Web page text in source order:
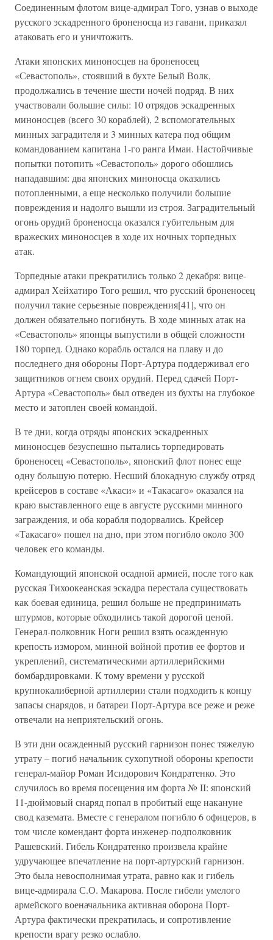
Соединенным флотом вице-адмирал Того, узнав о выходе
русского эскадренного броненосца из гавани, приказал
атаковать его и уничтожить.
Атаки японских миноносцев на броненосец
«Севастополь», стоявший в бухте Белый Волк,
продолжались в течение шести ночей подряд. В них
участвовали большие силы: 10 отрядов эскадренных
миноносцев (всего 30 кораблей), 2 вспомогательных
минных заградителя и 3 минных катера под общим
командованием капитана 1-го ранга Имаи. Настойчивые
попытки потопить «Севастополь» дорого обошлись
нападавшим: два японских миноносца оказались
потопленными, а еще несколько получили большие
повреждения и надолго вышли из строя. Заградительный
огонь орудий броненосца оказался губительным для
вражеских миноносцев в ходе их ночных торпедных
атак.
Торпедные атаки прекратились только 2 декабря: вице-
адмирал Хейхатиро Того решил, что русский броненосец
получил такие серьезные повреждения[41], что он
должен обязательно погибнуть. В ходе минных атак на
«Севастополь» японцы выпустили в общей сложности
180 торпед. Однако корабль остался на плаву и до
последнего дня обороны Порт-Артура поддерживал его
защитников огнем своих орудий. Перед сдачей Порт-
Артура «Севастополь» был отведен из бухты на глубокое
место и затоплен своей командой.
В те дни, когда отряды японских эскадренных
миноносцев безуспешно пытались торпедировать
броненосец «Севастополь», японский флот понес еще
одну большую потерю. Несший блокадную службу отряд
крейсеров в составе «Акаси» и «Такасаго» оказался на
краю выставленного еще в августе русскими минного
заграждения, и оба корабля подорвались. Крейсер
«Такасаго» пошел на дно, при этом погибло около 300
человек его команды.
Командующий японской осадной армией, после того как
русская Тихоокеанская эскадра перестала существовать
как боевая единица, решил больше не предпринимать
штурмов, которые обходились такой дорогой ценой.
Генерал-полковник Ноги решил взять осажденную
крепость измором, минной войной против ее фортов и
укреплений, систематическими артиллерийскими
бомбардировками. К тому времени у русской
крупнокалиберной артиллерии стали подходить к концу
запасы снарядов, и батареи Порт-Артура все реже и реже
отвечали на неприятельский огонь.
В эти дни осажденный русский гарнизон понес тяжелую
утрату – погиб начальник сухопутной обороны крепости
генерал-майор Роман Исидорович Кондратенко. Это
случилось во время посещения им форта № II: японский
11-дюймовый снаряд попал в пробитый еще накануне
свод каземата. Вместе с генералом погибло 6 офицеров, в
том числе комендант форта инженер-подполковник
Рашевский. Гибель Кондратенко произвела крайне
удручающее впечатление на порт-артурский гарнизон.
Это была невосполнимая утрата, равно как и гибель
вице-адмирала С.О. Макарова. После гибели умелого
армейского военачальника активная оборона Порт-
Артура фактически прекратилась, и сопротивление
крепости врагу резко ослабло.